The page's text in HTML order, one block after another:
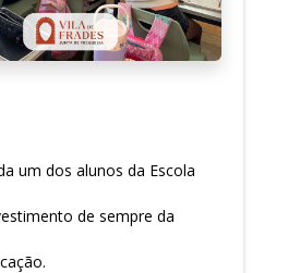
um dos alunos da Escola
de sempre da